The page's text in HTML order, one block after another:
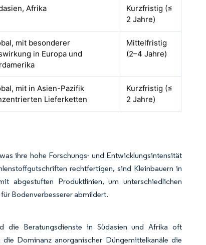
Afrika
Kurzfristig (≤
2 Jahre)
mit besonderer
in Europa und
Mittelfristig
(2–4 Jahre)
mit in Asien-Pazifik
Lieferketten
Kurzfristig (≤
2 Jahre)
ihre hohe Forschungs- und Entwicklungsintensität
rechtfertigen, sind Kleinbauern in
abgestuften Produktlinien, um unterschiedlichen
Bodenverbesserer abmildert.
die Beratungsdienste in Südasien und Afrika oft
Dominanz anorganischer Düngemittelkanäle die